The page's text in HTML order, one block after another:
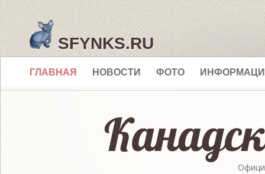
SFYNKS.RU
ГЛАВНАЯ НОВОСТИ ФОТО